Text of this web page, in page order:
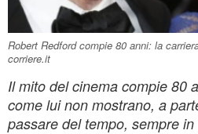
Robert Redford compie 80 anni: la
corriere.it
Il mito del cinema compie 80
come lui non mostrano, a
passare del tempo, sempre in